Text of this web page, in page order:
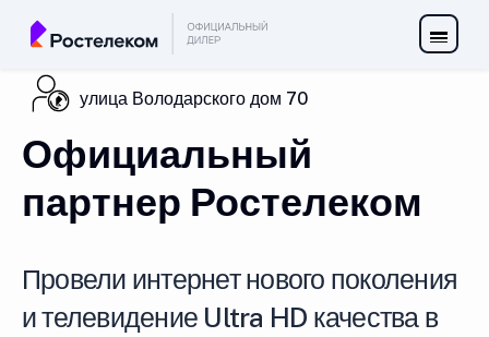
улица Володарского дом 70
Официальный
партнер Ростелеком
Провели интернет нового поколения
и телевидение Ultra HD качества в